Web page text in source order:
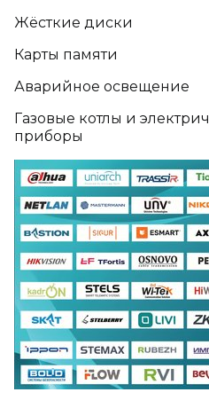
Жёсткие диски
Карты памяти
Аварийное освещение
Газовые котлы и
приборы